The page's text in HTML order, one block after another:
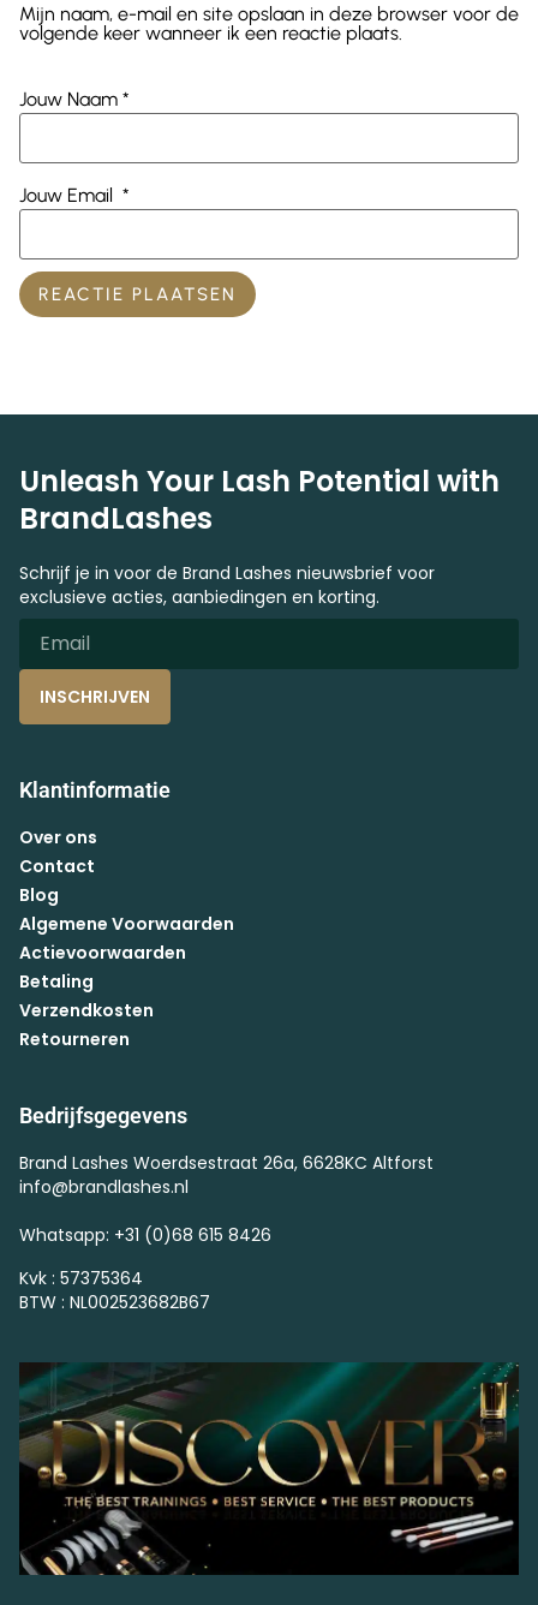
Mijn naam, e-mail en site opslaan in deze browser voor de
volgende keer wanneer ik een reactie plaats.
Jouw Naam *
Jouw Email *
Unleash Your Lash Potential with
BrandLashes
Schrijf je in voor de Brand Lashes nieuwsbrief voor
exclusieve acties, aanbiedingen en korting.
INSCHRIJVEN
Klantinformatie
Over ons
Contact
Blog
Algemene Voorwaarden
Actievoorwaarden
Betaling
Verzendkosten
Retourneren
Bedrijfsgegevens
Brand Lashes Woerdsestraat 26a, 6628KC Altforst
info@brandlashes.nl
Whatsapp: +31 (0)68 615 8426
Kvk : 57375364
BTW : NL002523682B67